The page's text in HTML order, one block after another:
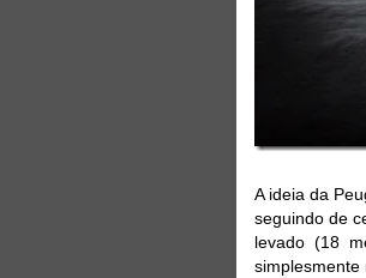
A ideia da
seguindo de
levado (18
simplesmente